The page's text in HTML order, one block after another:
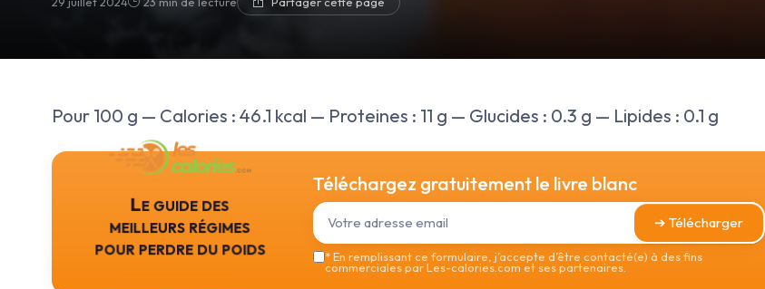
Pour 100 g — Calories : 46.1 kcal — Proteines : 11 g — Glucides : 0.3 g — Lipides : 0.1 g
Le guide des
meilleurs régimes
pour perdre du poids
Téléchargez gratuitement le livre blanc
➔ Télécharger
*En remplissant ce formulaire, j’accepte d’être contacté(e) à des fins
commerciales par Les-calories.com et ses partenaires.